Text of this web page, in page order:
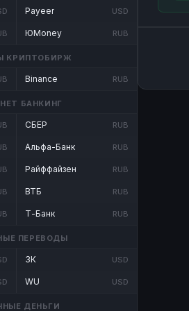
Payeer USD
ЮMoney RUB
КРИПТОБИРЖ
Binance RUB
БАНКИНГ
СБЕР RUB
Альфа-Банк RUB
Райффайзен RUB
ВТБ RUB
Т-Банк RUB
ПЕРЕВОДЫ
ЗК USD
WU USD
ДЕНЬГИ